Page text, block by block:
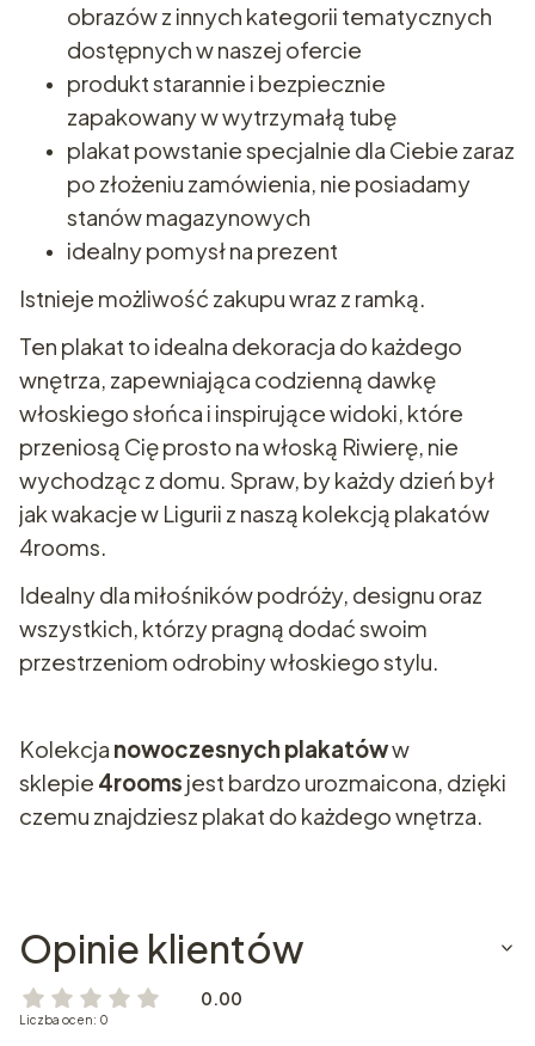
obrazów z innych kategorii tematycznych
dostępnych w naszej ofercie
produkt starannie i bezpiecznie
zapakowany w wytrzymałą tubę
plakat powstanie specjalnie dla Ciebie zaraz
po złożeniu zamówienia, nie posiadamy
stanów magazynowych
idealny pomysł na prezent
Istnieje możliwość zakupu wraz z ramką.
Ten plakat to idealna dekoracja do każdego
wnętrza, zapewniająca codzienną dawkę
włoskiego słońca i inspirujące widoki, które
przeniosą Cię prosto na włoską Riwierę, nie
wychodząc z domu. Spraw, by każdy dzień był
jak wakacje w Ligurii z naszą kolekcją plakatów
4rooms.
Idealny dla miłośników podróży, designu oraz
wszystkich, którzy pragną dodać swoim
przestrzeniom odrobiny włoskiego stylu.
Kolekcja nowoczesnych plakatóww
sklepie 4rooms jest bardzo urozmaicona, dzięki
czemu znajdziesz plakat do każdego wnętrza.
Opinie klientów
0.00
Liczba ocen: 0